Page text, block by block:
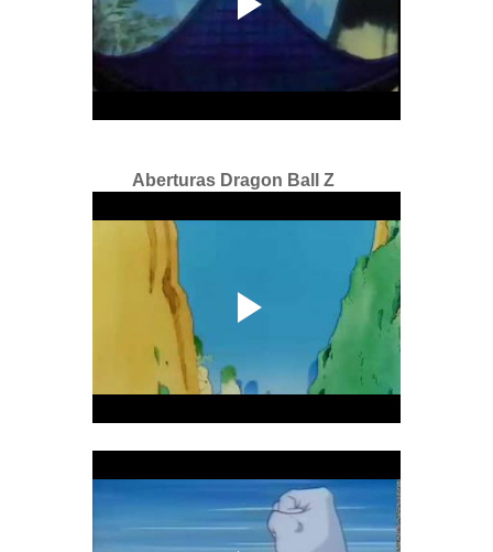
Aberturas Dragon Ball Z